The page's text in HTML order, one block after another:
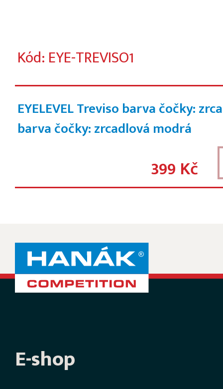
Kód: EYE-TREVISO1
EYELEVEL Treviso barva čočky:
barva čočky: zrcadlová modrá
399 Kč
E-shop